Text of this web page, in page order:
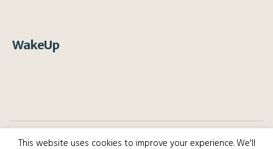
WakeUp
This website uses cookies to improve your experience. We'll